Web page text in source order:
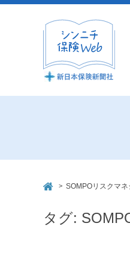
> SOMPOリスクマネ
タグ: